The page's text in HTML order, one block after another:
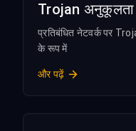
Trojan अनुकूलता
प्रतिबंधित नेटवर्क पर
के रूप में
और पढ़ें